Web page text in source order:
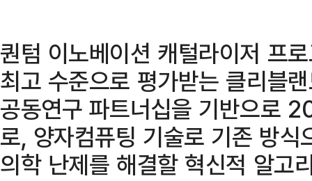
퀀텀 이노베이션 캐털라이저 프
최고 수준으로 평가받는 클리블
공동연구 파트너십을 기반으로
로, 양자컴퓨팅 기술로 기존 방
의학 난제를 해결할 혁신적 알고